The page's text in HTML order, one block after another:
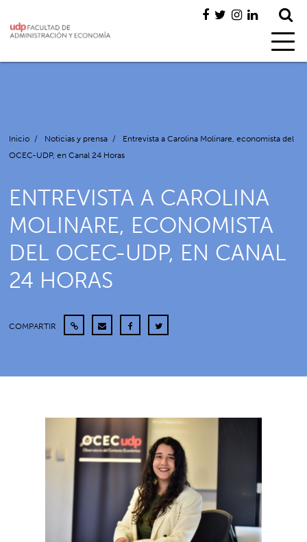
Inicio / Noticias y prensa /
Entrevista a Carolina Molinare, economista del
OCEC-UDP, en Canal 24 Horas
ENTREVISTA A CAROLINA
MOLINARE, ECONOMISTA
DEL OCEC-UDP, EN CANAL
24 HORAS
COMPARTIR